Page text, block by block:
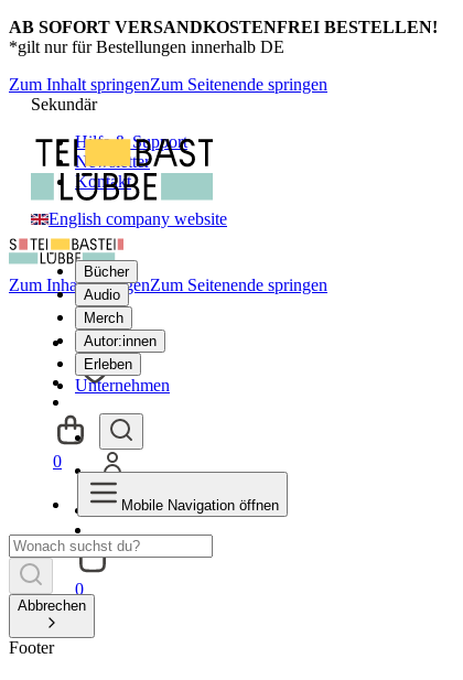
AB SOFORT VERSANDKOSTENFREI BESTELLEN!
*gilt nur für Bestellungen innerhalb DE
Zum Inhalt springenZum Seitenende springen
Sekundär
Hilfe & Support
Newsletter
Kontakt
English company website
Bücher
Audio
Merch
Autor:innen
Erleben
Unternehmen
0
Zum Inhalt springenZum Seitenende springen
0
Mobile Navigation öffnen
Abbrechen
Footer